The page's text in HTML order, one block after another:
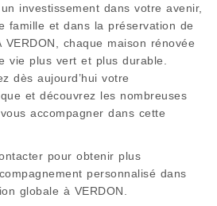
investissement dans votre avenir,
famille et dans la préservation de
chaque maison rénovée
vie plus vert et plus durable.
dès aujourd’hui votre
et découvrez les nombreuses
accompagner dans cette
pour obtenir plus
personnalisé dans
globale à VERDON.